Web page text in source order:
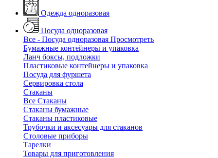
Одежда одноразовая
Посуда одноразовая
Все - Посуда одноразовая Просмотреть
Бумажные контейнеры и упаковка
Ланч боксы, подложки
Пластиковые контейнеры и упаковка
Посуда для фуршета
Сервировка стола
Стаканы
Все Стаканы
Стаканы бумажные
Стаканы пластиковые
Трубочки и аксесуары для стаканов
Столовые приборы
Тарелки
Товары для приготовления